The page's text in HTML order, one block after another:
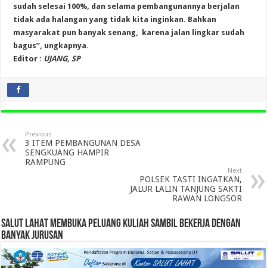
sudah selesai 100%, dan selama pembangunannya berjalan
tidak ada halangan yang tidak kita inginkan. Bahkan
masyarakat pun banyak senang, karena jalan lingkar sudah
bagus”, ungkapnya.
Editor : UJANG, SP
Previous
3 ITEM PEMBANGUNAN DESA
SENGKUANG HAMPIR
RAMPUNG
Next
POLSEK TASTI INGATKAN,
JALUR LALIN TANJUNG SAKTI
RAWAN LONGSOR
SALUT LAHAT MEMBUKA PELUANG KULIAH SAMBIL BEKERJA DENGAN
BANYAK JURUSAN